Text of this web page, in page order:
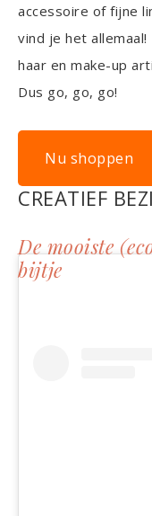
accessoire of fijne
vind je het
haar en make-up
Dus go, go, go!
Nu shoppen
CREATIEF
De mooiste
bijtje